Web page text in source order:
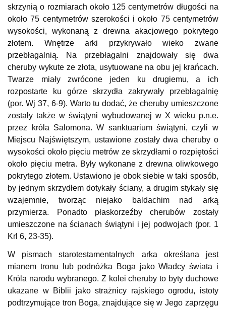
skrzynią o rozmiarach około 125 centymetrów długości na
około 75 centymetrów szerokości i około 75 centymetrów
wysokości, wykonaną z drewna akacjowego pokrytego
złotem. Wnętrze arki przykrywało wieko zwane
przebłagalnią. Na przebłagalni znajdowały się dwa
cheruby wykute ze złota, usytuowane na obu jej krańcach.
Twarze miały zwrócone jeden ku drugiemu, a ich
rozpostarte ku górze skrzydła zakrywały przebłagalnię
(por. Wj 37, 6-9). Warto tu dodać, że cheruby umieszczone
zostały także w świątyni wybudowanej w X wieku p.n.e.
przez króla Salomona. W sanktuarium świątyni, czyli w
Miejscu Najświętszym, ustawione zostały dwa cheruby o
wysokości około pięciu metrów ze skrzydłami o rozpiętości
około pięciu metra. Były wykonane z drewna oliwkowego
pokrytego złotem. Ustawiono je obok siebie w taki sposób,
by jednym skrzydłem dotykały ściany, a drugim stykały się
wzajemnie, tworząc niejako baldachim nad arką
przymierza. Ponadto płaskorzeźby cherubów zostały
umieszczone na ścianach świątyni i jej podwojach (por. 1
Krl 6, 23-35).
W pismach starotestamentalnych arka określana jest
mianem tronu lub podnóżka Boga jako Władcy świata i
Króla narodu wybranego. Z kolei cheruby to byty duchowe
ukazane w Biblii jako strażnicy rajskiego ogrodu, istoty
podtrzymujące tron Boga, znajdujące się w Jego zaprzęgu